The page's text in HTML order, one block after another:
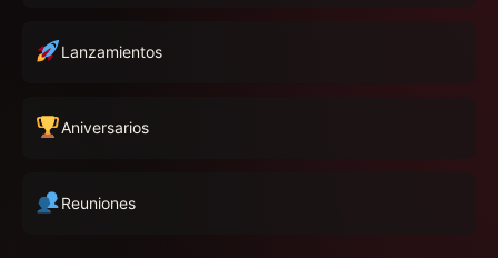
Lanzamientos
Aniversarios
Reuniones